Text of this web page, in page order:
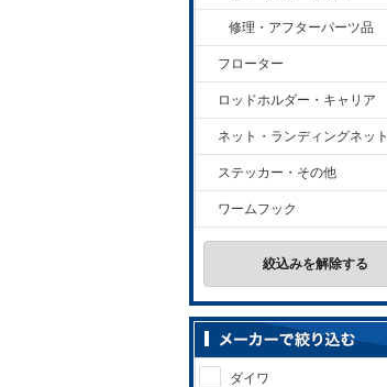
修理・アフターパーツ品
フローター
ロッドホルダー・キャリア
ネット・ランディングネット
ステッカー・その他
ワームフック
絞込みを解除する
ダイワ